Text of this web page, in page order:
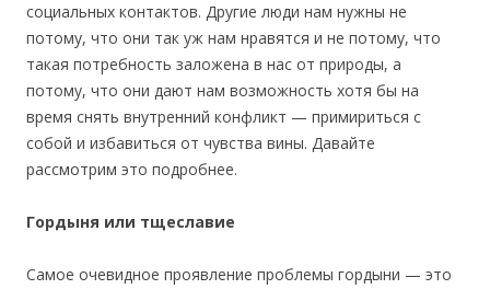
социальных контактов. Другие люди нам нужны не
потому, что они так уж нам нравятся и не потому, что
такая потребность заложена в нас от природы, а
потому, что они дают нам возможность хотя бы на
время снять внутренний конфликт — примириться с
собой и избавиться от чувства вины. Давайте
рассмотрим это подробнее.
Гордыня или тщеславие
Самое очевидное проявление проблемы гордыни — это